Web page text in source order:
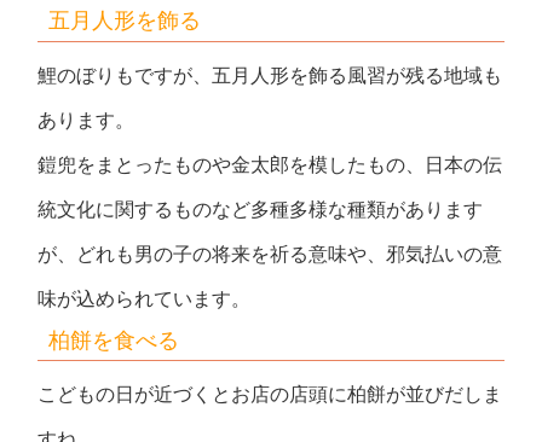
五月人形を飾る
鯉のぼりもですが、五月人形を飾る風習が残る地域も
あります。
鎧兜をまとったものや金太郎を模したもの、日本の伝
統文化に関するものなど多種多様な種類があります
が、どれも男の子の将来を祈る意味や、邪気払いの意
味が込められています。
柏餅を食べる
こどもの日が近づくとお店の店頭に柏餅が並びだしま